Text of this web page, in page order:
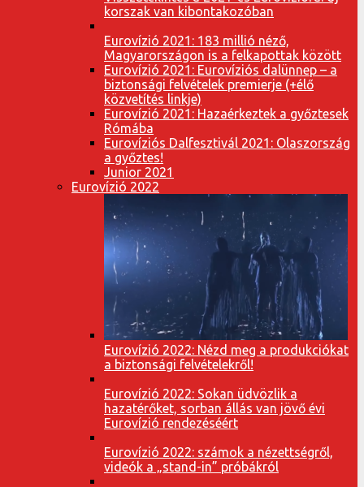
korszak van kibontakozóban
Eurovízió 2021: 183 millió néző,
Magyarországon is a felkapottak között
Eurovízió 2021: Eurovíziós dalünnep – a
biztonsági felvételek premierje (+élő
közvetítés linkje)
Eurovízió 2021: Hazaérkeztek a győztesek
Rómába
Eurovíziós Dalfesztivál 2021: Olaszország
a győztes!
Junior 2021
Eurovízió 2022
Eurovízió 2022: Nézd meg a produkciókat
a biztonsági felvételekről!
Eurovízió 2022: Sokan üdvözlik a
hazatérőket, sorban állás van jövő évi
Eurovízió rendezéséért
Eurovízió 2022: számok a nézettségről,
videók a „stand-in” próbákról